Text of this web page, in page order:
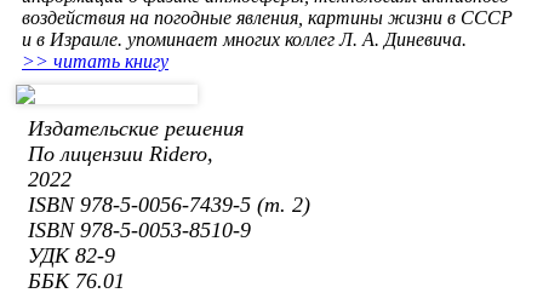
воздействия на погодные явления, картины жизни в СССР
и в Израиле. упоминает многих коллег Л. А. Диневича.
>> читать книгу
Издательские решения
По лицензии Ridero,
2022
ISBN 978-5-0056-7439-5 (т. 2)
ISBN 978-5-0053-8510-9
УДК 82-9
ББК 76.01